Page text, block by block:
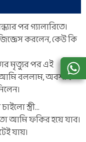
পর গ্যালারিতে।
করলেন, কেউ কি
মৃত্যুর পর এই
বললাম, অবশ্যই
স্ত্রী…
আমি ফকির হয়ে যাব।
যায়।